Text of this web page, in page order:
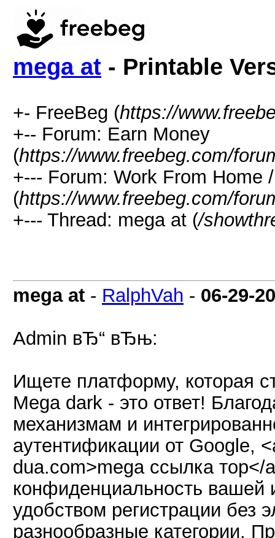
mega at - Printable
+- FreeBeg (https://
+-- Forum: Earn Money
(https://www.freebeg.com/
+--- Forum: Work From Home
(https://www.freebeg.com/
+--- Thread: mega at (/
mega at - RalphVah - 06-29-
Admin вЂ“ вЂњ:
Ищете платформу, которая
Mega dark - это ответ!
механизмам и
аутентификации от Google,
dua.com>mega ссылка тор</
конфиденциальность
удобством регистрации без
разнообразные категории.